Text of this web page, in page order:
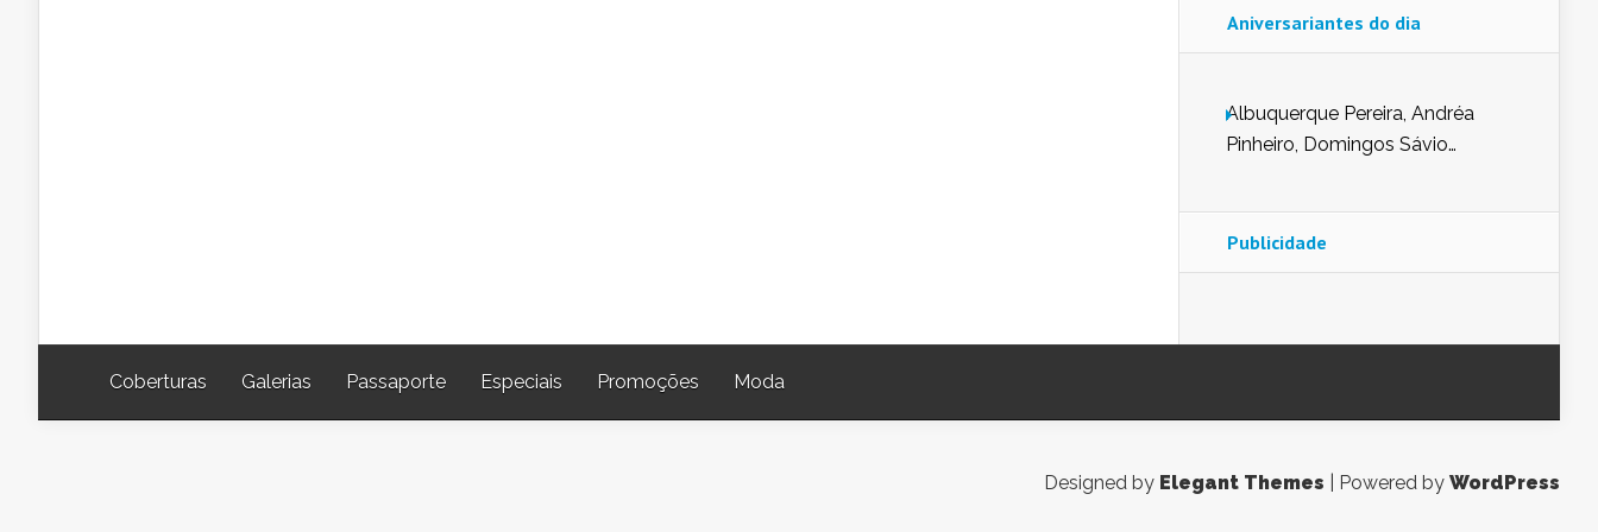
Aniversariantes do dia
Albuquerque Pereira, Andréa
Pinheiro, Domingos Sávio
Nunes de Sena, Fátima Peixoto,
Glória Pereira, Kátia Mesel,
Publicidade
Coberturas Galerias Passaporte Especiais Promoções Moda
Designed by Elegant Themes | Powered by WordPress